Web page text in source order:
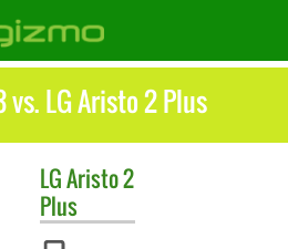
vs. LG Aristo 2 Plus
LGAristo 2
Plus